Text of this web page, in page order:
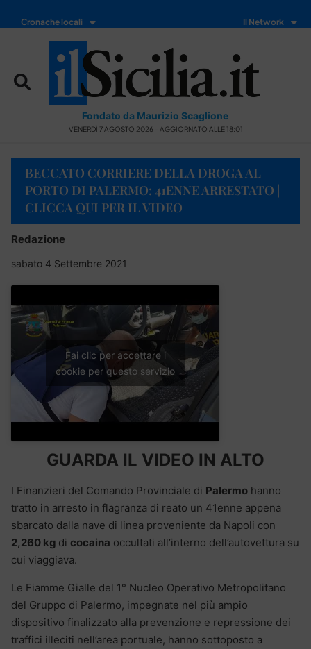
Cronache locali Il Network
Fondato da Maurizio Scaglione
VENERDÌ 7 AGOSTO 2026 - AGGIORNATO ALLE 18:01
BECCATO CORRIERE DELLA DROGA AL
PORTO DI PALERMO: 41ENNE ARRESTATO |
CLICCA QUI PER IL VIDEO
Redazione
sabato 4 Settembre 2021
Fai clic per accettare i
cookie per questo servizio
GUARDA IL VIDEO IN ALTO
I Finanzieri del Comando Provinciale di Palermo hanno
tratto in arresto in flagranza di reato un 41enne appena
sbarcato dalla nave di linea proveniente da Napoli con
2,260 kg di cocaina occultati all’interno dell’autovettura su
cui viaggiava.
Le Fiamme Gialle del 1° Nucleo Operativo Metropolitano
del Gruppo di Palermo, impegnate nel più ampio
dispositivo finalizzato alla prevenzione e repressione dei
traffici illeciti nell’area portuale, hanno sottoposto a